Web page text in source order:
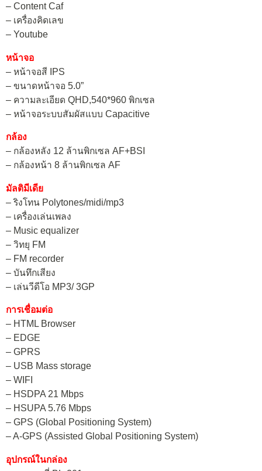
– Content Caf
– เครื่องคิดเลข
– Youtube
หน้าจอ
– หน้าจอสี IPS
– ขนาดหน้าจอ 5.0”
– ความละเอียด QHD,540*960 พิกเซล
– หน้าจอระบบสัมผัสแบบ Capacitive
กล้อง
– กล้องหลัง 12 ล้านพิกเซล AF+BSI
– กล้องหน้า 8 ล้านพิกเซล AF
มัลติมีเดีย
– ริงโทน Polytones/midi/mp3
– เครื่องเล่นเพลง
– Music equalizer
– วิทยุ FM
– FM recorder
– บันทึกเสียง
– เล่นวีดีโอ MP3/ 3GP
การเชื่อมต่อ
– HTML Browser
– EDGE
– GPRS
– USB Mass storage
– WIFI
– HSDPA 21 Mbps
– HSUPA 5.76 Mbps
– GPS (Global Positioning System)
– A-GPS (Assisted Global Positioning System)
อุปกรณ์ในกล่อง